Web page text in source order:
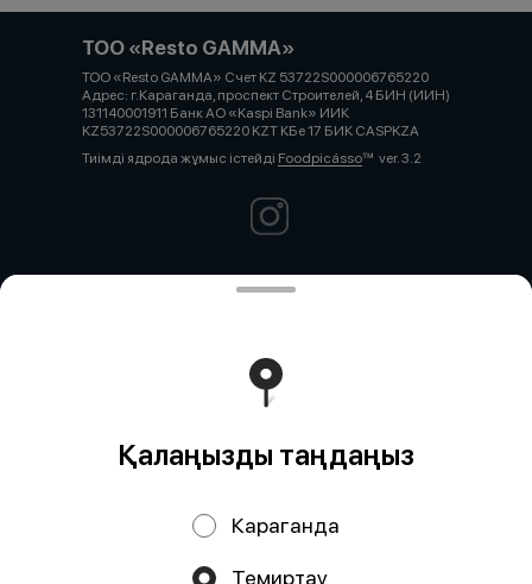
ТОО «Resto GAMMA»
ТОО «Resto GAMMA» Счет KZ 53722S000006765220
Адрес: г.Караганда, проспект Строителей, 4 БИН (ИИН)
131140001911 Банк АО «Kaspi Bank» ИИК
KZ53722S000006765220 KZT КБе 17 БИК CASPKZA
Тиімді ядрода жұмыс істейді Foodpicássover. 3.2
Политика конфиденциальности
Безопасность платежей
Қалаңызды таңдаңыз
Караганда
Темиртау